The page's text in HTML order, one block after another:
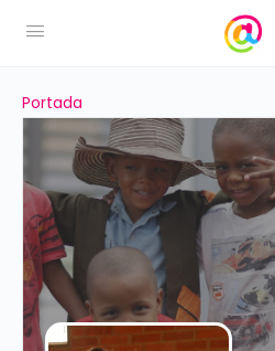
Portada